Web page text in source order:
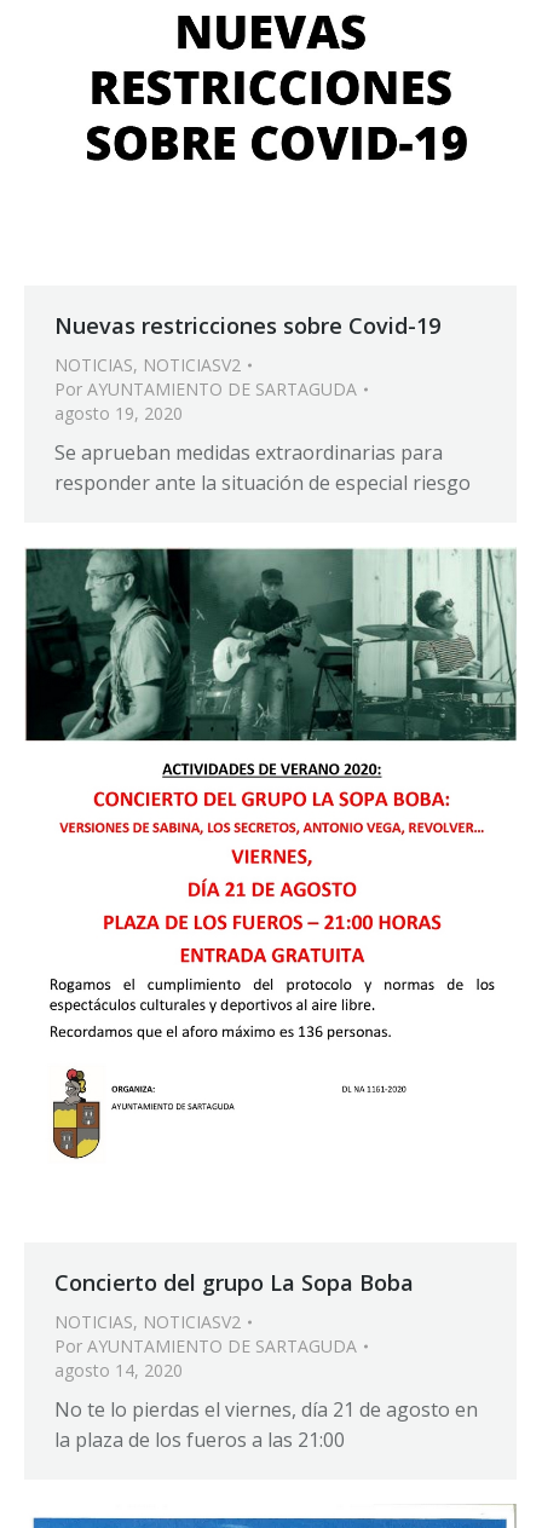
Nuevas restricciones sobre Covid-19
NOTICIAS, NOTICIASV2
Por AYUNTAMIENTO DE SARTAGUDA
agosto 19, 2020
Se aprueban medidas extraordinarias para
responder ante la situación de especial riesgo
Concierto del grupo La Sopa Boba
NOTICIAS, NOTICIASV2
Por AYUNTAMIENTO DE SARTAGUDA
agosto 14, 2020
No te lo pierdas el viernes, día 21 de agosto en
la plaza de los fueros a las 21:00